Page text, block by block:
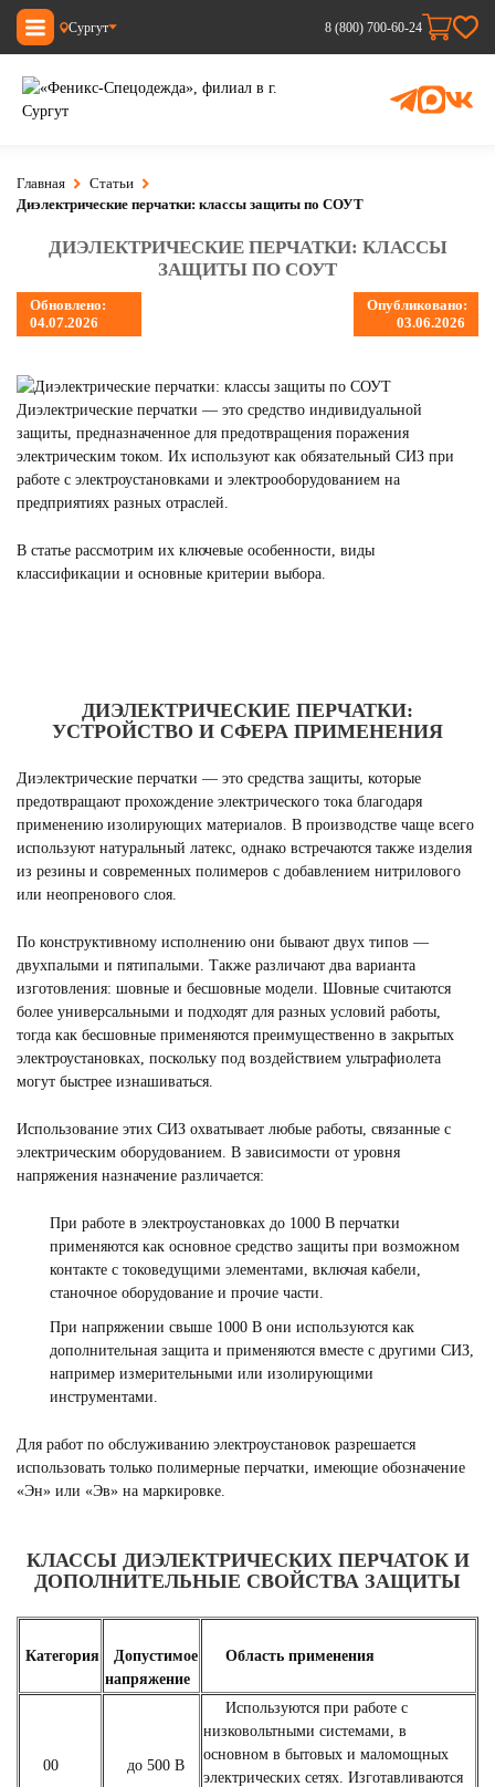
Сургут 8 (800) 700-60-24
Главная
Статьи
Диэлектрические перчатки: классы защиты по СОУТ
ДИЭЛЕКТРИЧЕСКИЕ ПЕРЧАТКИ: КЛАССЫ
ЗАЩИТЫ ПО СОУТ
Обновлено:
04.07.2026
Опубликовано:
03.06.2026
Диэлектрические перчатки — это средство индивидуальной
защиты, предназначенное для предотвращения поражения
электрическим током. Их используют как обязательный СИЗ при
работе с электроустановками и электрооборудованием на
предприятиях разных отраслей.
В статье рассмотрим их ключевые особенности, виды
классификации и основные критерии выбора.
ДИЭЛЕКТРИЧЕСКИЕ ПЕРЧАТКИ:
УСТРОЙСТВО И СФЕРА ПРИМЕНЕНИЯ
Диэлектрические перчатки — это средства защиты, которые
предотвращают прохождение электрического тока благодаря
применению изолирующих материалов. В производстве чаще всего
используют натуральный латекс, однако встречаются также изделия
из резины и современных полимеров с добавлением нитрилового
или неопренового слоя.
По конструктивному исполнению они бывают двух типов —
двухпалыми и пятипалыми. Также различают два варианта
изготовления: шовные и бесшовные модели. Шовные считаются
более универсальными и подходят для разных условий работы,
тогда как бесшовные применяются преимущественно в закрытых
электроустановках, поскольку под воздействием ультрафиолета
могут быстрее изнашиваться.
Использование этих СИЗ охватывает любые работы, связанные с
электрическим оборудованием. В зависимости от уровня
напряжения назначение различается:
При работе в электроустановках до 1000 В перчатки
применяются как основное средство защиты при возможном
контакте с токоведущими элементами, включая кабели,
станочное оборудование и прочие части.
При напряжении свыше 1000 В они используются как
дополнительная защита и применяются вместе с другими СИЗ,
например измерительными или изолирующими
инструментами.
Для работ по обслуживанию электроустановок разрешается
использовать только полимерные перчатки, имеющие обозначение
«Эн» или «Эв» на маркировке.
КЛАССЫ ДИЭЛЕКТРИЧЕСКИХ ПЕРЧАТОК И
ДОПОЛНИТЕЛЬНЫЕ СВОЙСТВА ЗАЩИТЫ
Категория
Допустимое
напряжение
Область применения
00 до 500 В
Используются при работе с
низковольтными системами, в
основном в бытовых и маломощных
электрических сетях. Изготавливаются